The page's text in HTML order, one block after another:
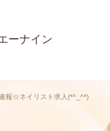
ーナイン
報☆ネイリスト求人(*^_^*)